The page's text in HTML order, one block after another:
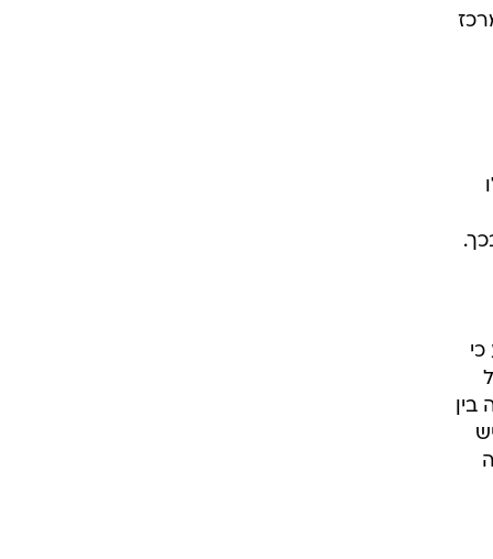
בין